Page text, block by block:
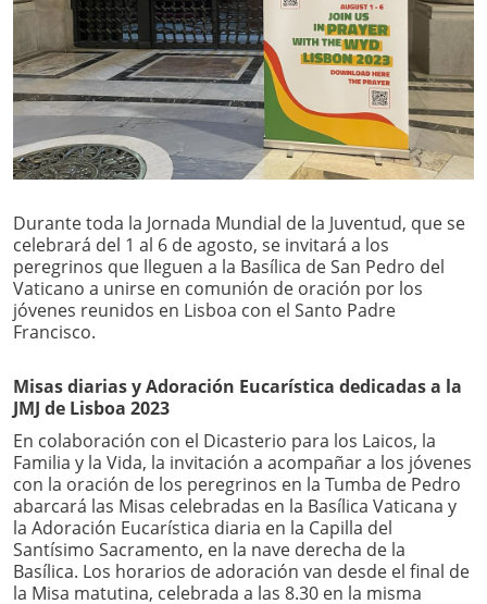
Durante toda la Jornada Mundial de la Juventud, que se
celebrará del 1 al 6 de agosto, se invitará a los
peregrinos que lleguen a la Basílica de San Pedro del
Vaticano a unirse en comunión de oración por los
jóvenes reunidos en Lisboa con el Santo Padre
Francisco.
Misas diarias y Adoración Eucarística dedicadas a la
JMJ de Lisboa 2023
En colaboración con el Dicasterio para los Laicos, la
Familia y la Vida, la invitación a acompañar a los jóvenes
con la oración de los peregrinos en la Tumba de Pedro
abarcará las Misas celebradas en la Basílica Vaticana y
la Adoración Eucarística diaria en la Capilla del
Santísimo Sacramento, en la nave derecha de la
Basílica. Los horarios de adoración van desde el final de
la Misa matutina, celebrada a las 8.30 en la misma